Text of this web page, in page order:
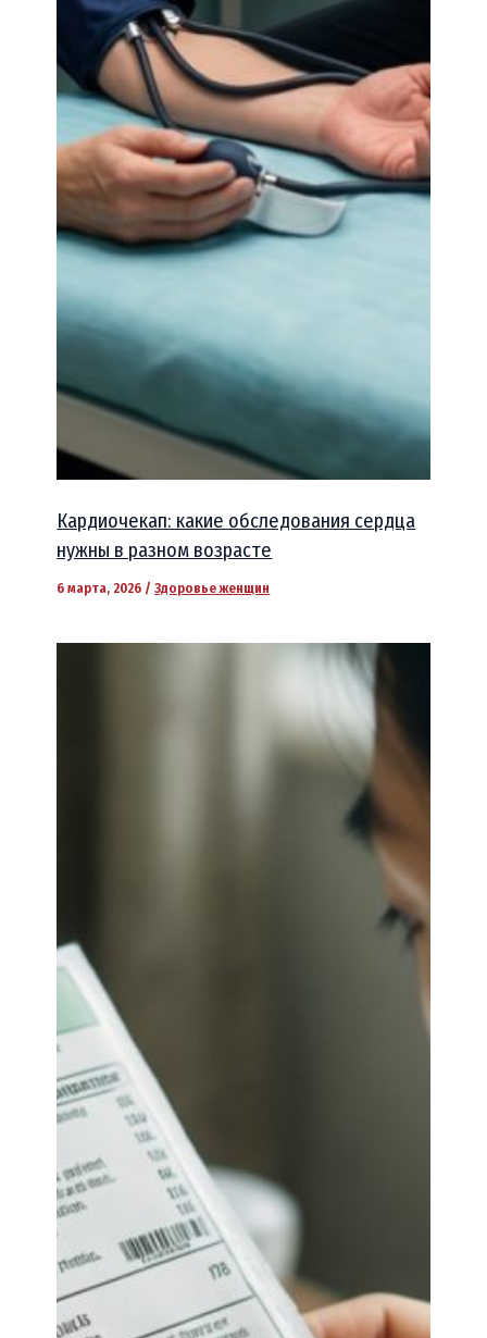
Кардиочекап: какие обследования сердца
нужны в разном возрасте
6 марта, 2026 /Здоровье женщин